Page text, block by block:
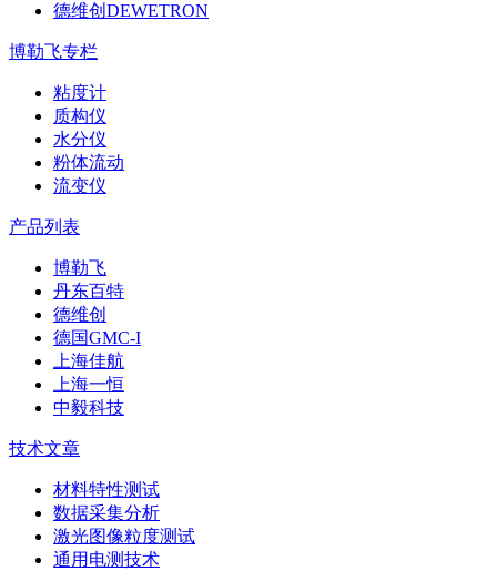
德维创DEWETRON
博勒飞专栏
粘度计
质构仪
水分仪
粉体流动
流变仪
产品列表
博勒飞
丹东百特
德维创
德国GMC-I
上海佳航
上海一恒
中毅科技
技术文章
材料特性测试
数据采集分析
激光图像粒度测试
通用电测技术